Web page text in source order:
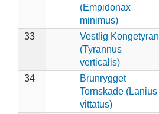
(Empidonax
minimus)
33
Vestlig Kongetyran
(Tyrannus
verticalis)
34
Brunrygget
Tornskade (Lanius
vittatus)